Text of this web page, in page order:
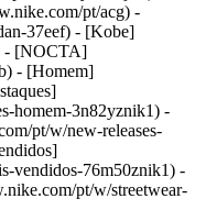
pt/acg) -
37eef) - [Kobe]
- [NOCTA]
- [Homem]
homem-3n82yznik1) -
pt/w/new-releases-
vendidos-76m50znik1) -
pt/w/streetwear-